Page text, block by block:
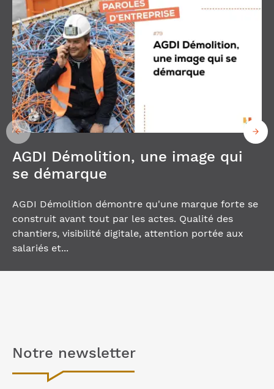
AGDI Démolition, une image qui
se démarque
AGDI Démolition démontre qu'une marque forte se
construit avant tout par les actes. Qualité des
chantiers, visibilité digitale, attention portée aux
salariés et...
Notre newsletter